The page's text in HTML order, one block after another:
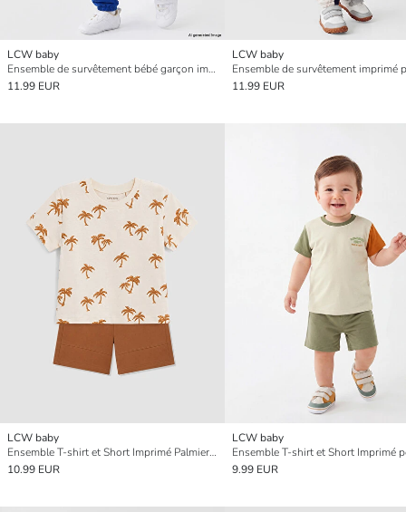
LCW baby
Ensemble de survêtement bébé garçon imprimé NYC
11.99 EUR
LCW baby
11.99 EUR
LCW baby
Ensemble T-shirt et Short Imprimé Palmier Bébés Garçons
10.99 EUR
LCW baby
9.99 EUR